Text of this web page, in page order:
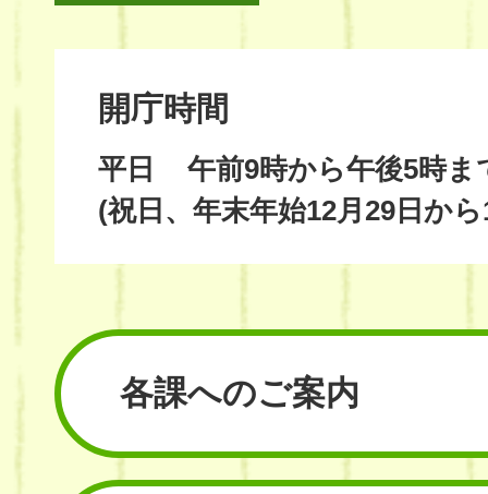
開庁時間
平日
午前9時から午後5時ま
(祝日、年末年始12月29日か
各課へのご案内